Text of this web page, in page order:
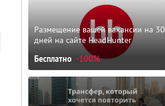
Размещение вашей вакансии на 30
дней на сайте HeadHunter
Бесплатно -100%